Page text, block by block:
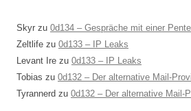
Skyr zu 0d134 – Gespräche mit einer
Zeltlife zu 0d133 – IP Leaks
Levant Ire zu 0d133 – IP Leaks
Tobias zu 0d132 – Der alternative Mail-
Tyrannerd zu 0d132 – Der alternative Mail-